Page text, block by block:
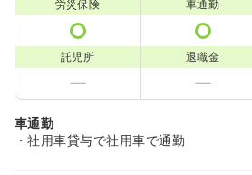
労災保険 車通勤
託児所 退職金
車通勤
・社用車貸与で社用車で通勤